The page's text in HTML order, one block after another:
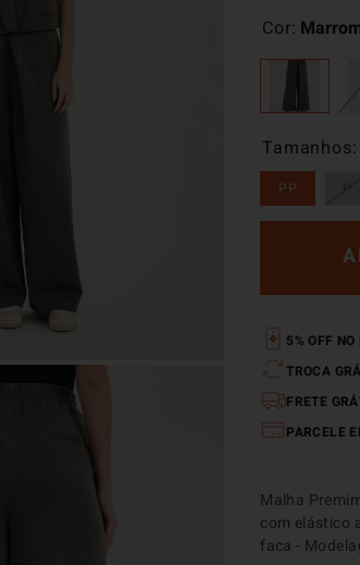
Tamanhos
PP
Cor
5% OFF
TROCA
FRETE
PARCELE
Malha
com elástico
faca -